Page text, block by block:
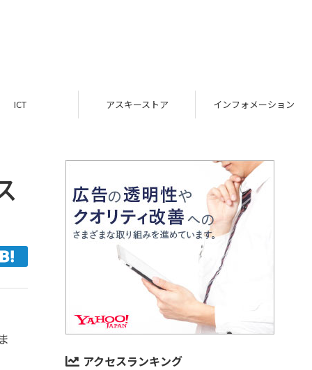
ICT アスキーストア インフォメーション
アクセスランキング